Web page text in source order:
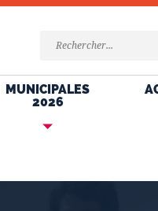
MUNICIPALES
2026